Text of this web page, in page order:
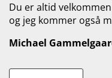
Du er altid
og jeg kommer også
Michael